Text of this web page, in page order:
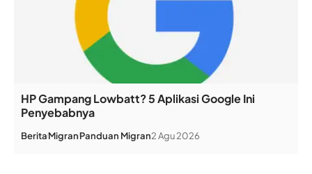
HP Gampang Lowbatt? 5 Aplikasi Google Ini
Penyebabnya
BeritaMigranPanduan Migran2 Agu 2026